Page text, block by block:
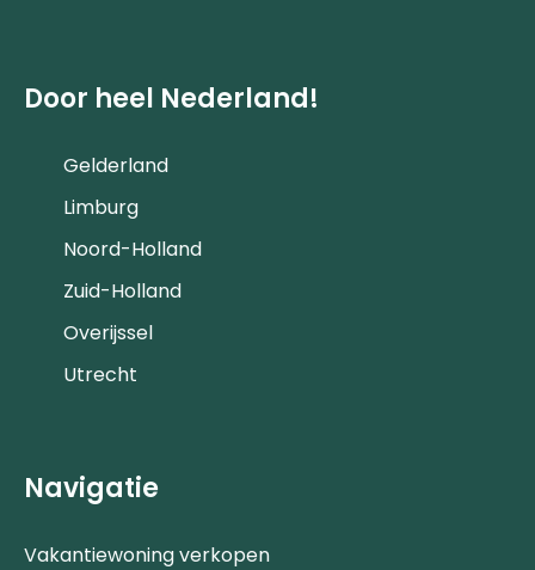
Door heel Nederland!
Gelderland
Limburg
Noord-Holland
Zuid-Holland
Overijssel
Utrecht
Navigatie
Vakantiewoning verkopen